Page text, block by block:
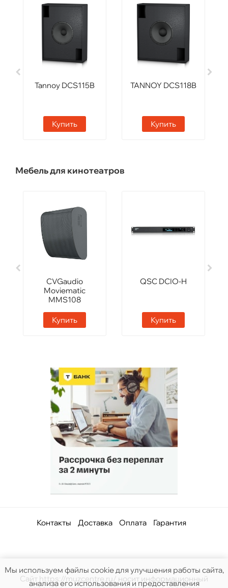
Tannoy DCS115B
Купить
TANNOY DCS118B
Купить
Мебель для кинотеатров
CVGaudio
Moviematic
MMS108
Купить
QSC DCIO-H
Купить
Контакты Доставка Оплата Гарантия
Сайт https://muzcentre.ru/ носит информационный
Мы используем файлы cookie для улучшения работы сайта,
анализа его использования и предоставления